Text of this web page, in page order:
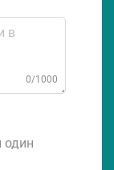
0/1000
один